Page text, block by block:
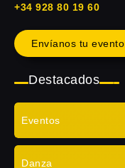
+34 928 80 19 60
Envíanos tu evento
Destacados
Eventos
Danza